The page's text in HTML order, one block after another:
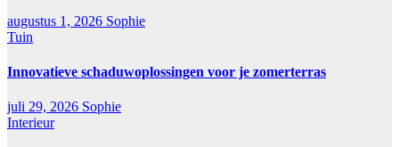
augustus 1, 2026 Sophie
Tuin
Innovatieve schaduwoplossingen voor je zomerterras
juli 29, 2026 Sophie
Interieur